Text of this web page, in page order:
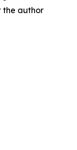
the author